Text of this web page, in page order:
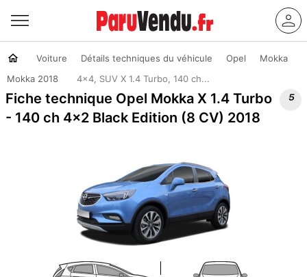
Voiture Détails techniques du véhicule Opel
Mokka
Mokka 2018
4x4, SUV X 1.4 Turbo, 140 ch...
Fiche technique Opel Mokka X 1.4 Turbo
- 140 ch 4x2 Black Edition (8 CV) 2018
